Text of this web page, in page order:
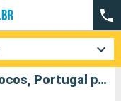
Cruzeiro Queen Victoria: Marrocos, Portugal partindo de Southampton